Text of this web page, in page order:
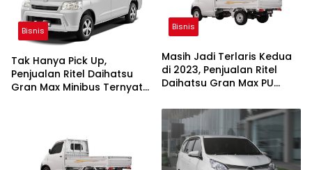
Bisnis
Tak Hanya Pick Up,
Penjualan Ritel Daihatsu
Gran Max Minibus Ternyata
Bisnis
Masih Jadi Terlaris Kedua
di 2023, Penjualan Ritel
Daihatsu Gran Max PU